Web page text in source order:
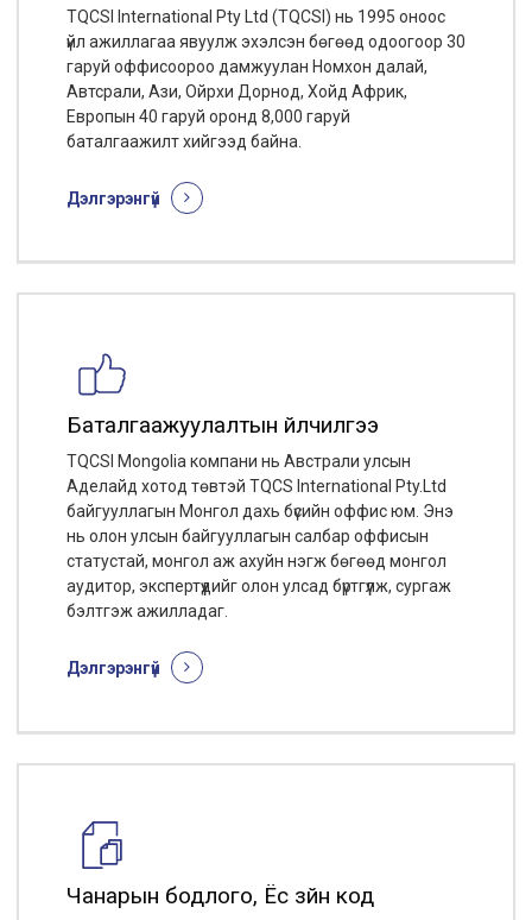
TQCSI International Pty Ltd (TQCSI) нь 1995 оноос
үйл ажиллагаа явуулж эхэлсэн бөгөөд одоогоор 30
гаруй оффисоороо дамжуулан Номхон далай,
Автсрали, Ази, Ойрхи Дорнод, Хойд Африк,
Европын 40 гаруй оронд 8,000 гаруй
баталгаажилт хийгээд байна.
Дэлгэрэнгүй
Баталгаажуулалтын үйлчилгээ
TQCSI Mongolia компани нь Австрали улсын
Аделайд хотод төвтэй TQCS International Pty.Ltd
байгууллагын Монгол дахь бүсийн оффис юм. Энэ
нь олон улсын байгууллагын салбар оффисын
статустай, монгол аж ахуйн нэгж бөгөөд монгол
аудитор, экспертүүдийг олон улсад бүртгүүлж, сургаж
бэлтгэж ажилладаг.
Дэлгэрэнгүй
Чанарын бодлого, Ёс зүйн код